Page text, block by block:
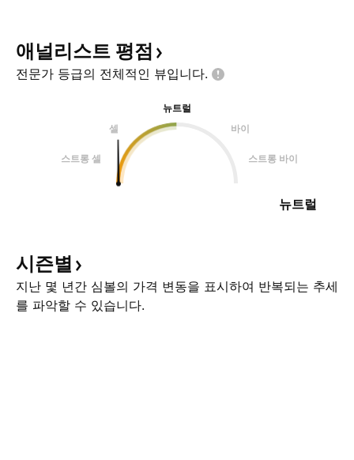
애널리스트 평점
전문가 등급의 전체적인 뷰입니다.
뉴트럴
셀
바이
스트롱 셀 스트롱 바이
뉴트럴
시즌별
지난 몇 년간 심볼의 가격 변동을 표시하여 반복되는 추세
를 파악할 수 있습니다.